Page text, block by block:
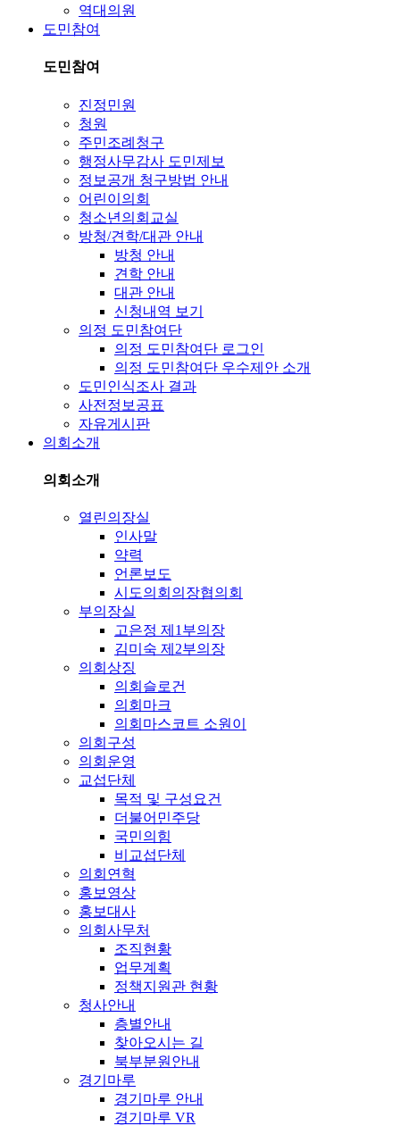
역대의원
도민참여
도민참여
진정민원
청원
주민조례청구
행정사무감사 도민제보
정보공개 청구방법 안내
어린이의회
청소년의회교실
방청/견학/대관 안내
방청 안내
견학 안내
대관 안내
신청내역 보기
의정 도민참여단
의정 도민참여단 로그인
의정 도민참여단 우수제안 소개
도민인식조사 결과
사전정보공표
자유게시판
의회소개
의회소개
열린의장실
인사말
약력
언론보도
시도의회의장협의회
부의장실
고은정 제1부의장
김미숙 제2부의장
의회상징
의회슬로건
의회마크
의회마스코트 소원이
의회구성
의회운영
교섭단체
목적 및 구성요건
더불어민주당
국민의힘
비교섭단체
의회연혁
홍보영상
홍보대사
의회사무처
조직현황
업무계획
정책지원관 현황
청사안내
층별안내
찾아오시는 길
북부분원안내
경기마루
경기마루 안내
경기마루 VR